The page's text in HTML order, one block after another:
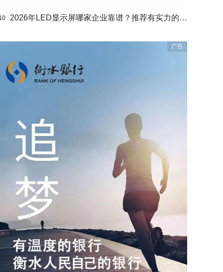
2026年LED显示屏哪家企业靠谱？推荐有实力的LED显示屏工程服务商
广告